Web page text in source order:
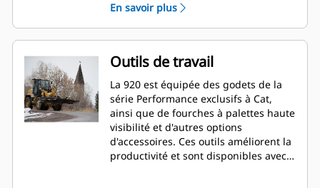
vous permettent de manipuler des
charges en toute sécurité et
confiance, tout en privilégiant un
contrôle précis.
En savoir plus
Outils de travail
La 920 est équipée des godets de la
série Performance exclusifs à Cat,
ainsi que de fourches à palettes haute
visibilité et d'autres options
d'accessoires. Ces outils améliorent la
productivité et sont disponibles avec